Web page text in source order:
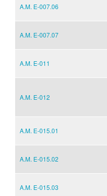
A.M. E-007.06
A.M. E-007.07
A.M. E-011
A.M. E-012
A.M. E-015.01
A.M. E-015.02
A.M. E-015.03